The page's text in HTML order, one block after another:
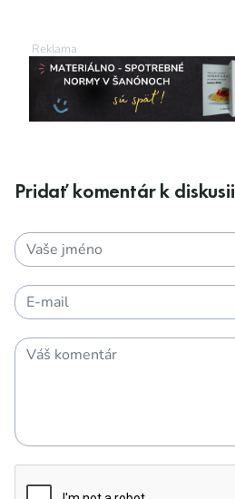
Pridať komentár k diskusii